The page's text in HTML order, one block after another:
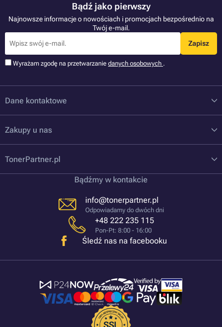
Bądź jako pierwszy
Najnowsze informacje o nowościach i promocjach bezpośrednio na
Twój e-mail.
Zapisz
Wyrażam zgodę na przetwarzanie danych osobowych .
Dane kontaktowe
Zakupy u nas
TonerPartner.pl
Bądźmy w kontakcie
info@tonerpartner.pl
Odpowiadamy do dwóch dni
+48 222 235 115
Pon-Pt: 8:00 - 16:00
Śledź nas na facebooku